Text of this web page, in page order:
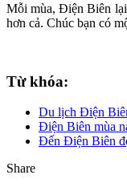
Mỗi mùa, Điện Biên lại
hơn cả. Chúc bạn có
Từ khóa:
Du lịch Điện
Điện Biên mùa
Đến Điện Biên
Share